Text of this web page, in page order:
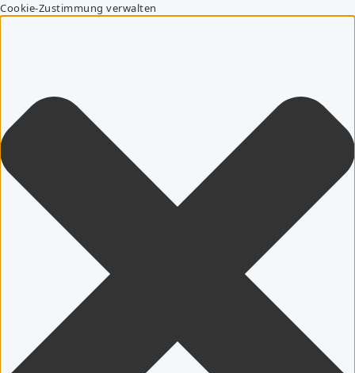
Cookie-Zustimmung verwalten